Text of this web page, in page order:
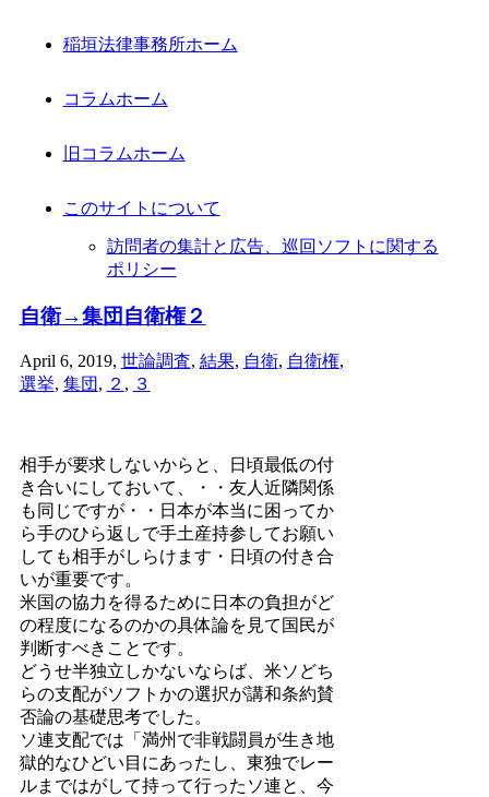
稲垣法律事務所ホーム
コラムホーム
旧コラムホーム
このサイトについて
訪問者の集計と広告、巡回ソフトに関する
ポリシー
自衛→集団自衛権２
April 6, 2019, 世論調査, 結果, 自衛, 自衛権,
選挙, 集団 , ２ , ３
相手が要求しないからと、日頃最低の付
き合いにしておいて、・・友人近隣関係
も同じですが・・日本が本当に困ってか
ら手のひら返しで手土産持参してお願い
しても相手がしらけます・日頃の付き合
いが重要です。
米国の協力を得るために日本の負担がど
の程度になるのかの具体論を見て国民が
判断すべきことです。
どうせ半独立しかないならば、米ソどち
らの支配がソフトかの選択が講和条約賛
否論の基礎思考でした。
ソ連支配では「満州で非戦闘員が生き地
獄的なひどい目にあったし、東独でレー
ルまではがして持って行ったソ連と、今